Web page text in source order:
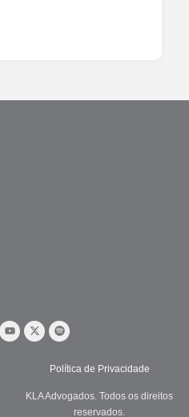
Política de Privacidade
KLA Advogados. Todos os direitos
reservados.